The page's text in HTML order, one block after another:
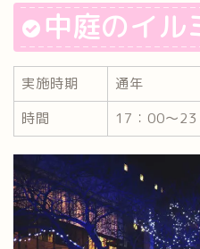
中庭のイル
実施時期
通年
時間
17：00～